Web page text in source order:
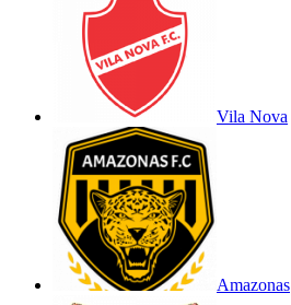
Vila Nova
Amazonas